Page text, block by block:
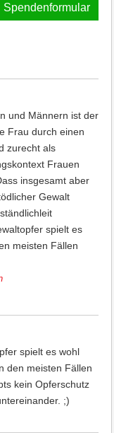
Spendenformular
und Männern ist der
Frau durch einen
zurecht als
Frauen
insgesamt aber
Gewalt
spielt es
meisten Fällen
spielt es wohl
den meisten Fällen
kein Opferschutz
;)